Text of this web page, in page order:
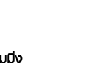
มิ่ง